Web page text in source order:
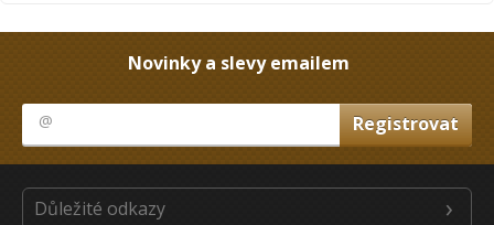
Novinky a slevy emailem
Důležité odkazy